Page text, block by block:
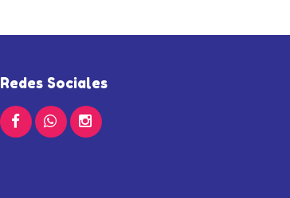
Redes Sociales